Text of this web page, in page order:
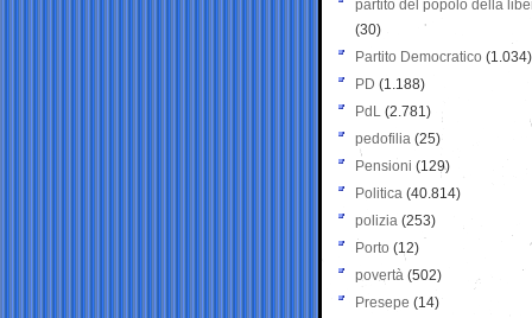
partito del popolo della
(30)
Partito Democratico (1.034)
PD (1.188)
PdL (2.781)
pedofilia (25)
Pensioni (129)
Politica (40.814)
polizia (253)
Porto (12)
povertà (502)
Presepe (14)